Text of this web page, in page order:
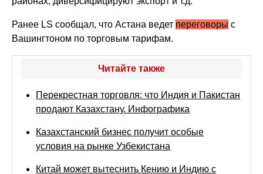
Ранее LS сообщал, что Астана ведет переговоры с
Вашингтоном по торговым тарифам.
Читайте также
Перекрестная торговля: что Индия и Пакистан
продают Казахстану. Инфографика
Казахстанский бизнес получит особые
условия на рынке Узбекистана
Китай может вытеснить Кению и Индию с